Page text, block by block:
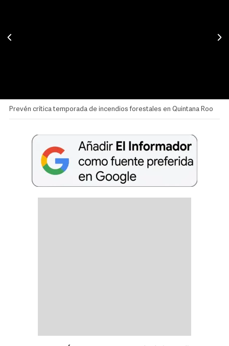
Prevén crítica temporada de incendios forestales en Quintana Roo